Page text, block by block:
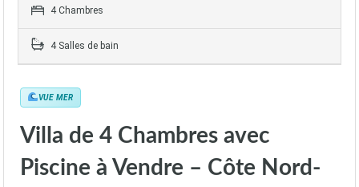
4 Chambres
4 Salles de bain
VUE MER
Villa de 4 Chambres avec
Piscine à Vendre – Côte Nord-